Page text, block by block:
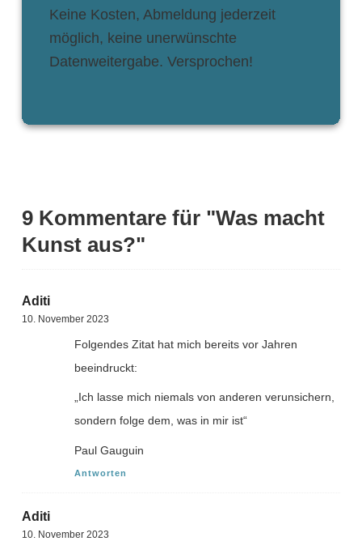
Keine Kosten, Abmeldung jederzeit
möglich, keine unerwünschte
Datenweitergabe. Versprochen!
9 Kommentare für "Was macht
Kunst aus?"
Aditi
10. November 2023
Folgendes Zitat hat mich bereits vor Jahren
beeindruckt:
„Ich lasse mich niemals von anderen verunsichern,
sondern folge dem, was in mir ist“
Paul Gauguin
Antworten
Aditi
10. November 2023